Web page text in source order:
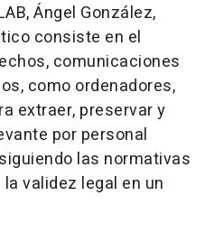
Ángel González,
consiste en el
comunicaciones
como ordenadores,
extraer, preservar y
por personal
las normativas
validez legal en un